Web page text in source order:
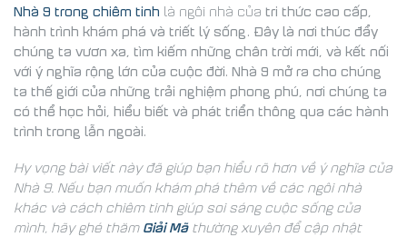
Nhà 9 trong chiêm tinh là ngôi nhà của tri thức cao cấp,
hành trình khám phá và triết lý sống. Đây là nơi thúc đẩy
chúng ta vươn xa, tìm kiếm những chân trời mới, và kết nối
với ý nghĩa rộng lớn của cuộc đời. Nhà 9 mở ra cho chúng
ta thế giới của những trải nghiệm phong phú, nơi chúng ta
có thể học hỏi, hiểu biết và phát triển thông qua các hành
trình trong lẫn ngoài.
Hy vọng bài viết này đã giúp bạn hiểu rõ hơn về ý nghĩa của
Nhà 9. Nếu bạn muốn khám phá thêm về các ngôi nhà
khác và cách chiêm tinh giúp soi sáng cuộc sống của
mình, hãy ghé thăm Giải Mãthường xuyên để cập nhật